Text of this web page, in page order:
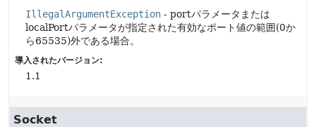
IllegalArgumentException - portパラメータまたは
localPortパラメータが指定された有効なポート値の範囲(0か
ら65535)外である場合。
導入されたバージョン:
1.1
Socket